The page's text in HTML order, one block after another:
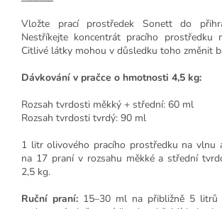
Vložte prací prostředek Sonett do
Nestříkejte koncentrát pracího prostředku
Citlivé látky mohou v důsledku toho změnit
Dávkování v pračce o hmotnosti 4,5 kg:
Rozsah tvrdosti měkký + střední: 60 ml
Rozsah tvrdosti tvrdý: 90 ml
1 litr olivového pracího prostředku na vlnu
na 17 praní v rozsahu měkké a střední
2,5 kg.
Ruční praní: 15–30 ml na přibližně 5 litrů